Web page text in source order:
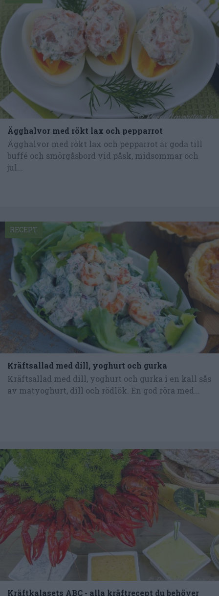
Ägghalvor med rökt lax och pepparrot
Ägghalvor med rökt lax och pepparrot är goda till
buffé och smörgåsbord vid påsk, midsommar och
jul...
Kräftsallad med dill, yoghurt och gurka
Kräftsallad med dill, yoghurt och gurka i en kall sås
av matyoghurt, dill och rödlök. En god röra med...
RECEPT
Kräftkalasets ABC - alla kräftrecept du behöver